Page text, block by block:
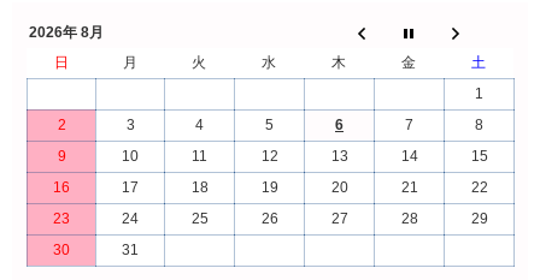
2026年 8月
日
月 火 水 木 金
土
1
2
3 4 5 6 7
8
9
10 11 12 13 14
15
16
17 18 19 20 21
22
23
24 25 26 27 28
29
30
31